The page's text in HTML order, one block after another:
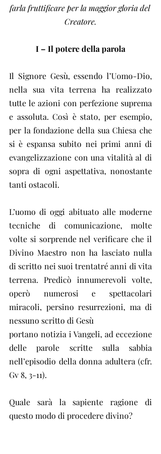
farla fruttificare per la maggior gloria del
Creatore.
I – Il potere della parola
Il Signore Gesù, essendo l’Uomo-Dio,
nella sua vita terrena ha realizzato
tutte le azioni con perfezione suprema
e assoluta. Così è stato, per esempio,
per la fondazione della sua Chiesa che
si è espansa subito nei primi anni di
evangelizzazione con una vitalità al di
sopra di ogni aspettativa, nonostante
tanti ostacoli.
L’uomo di oggi abituato alle moderne
tecniche di comunicazione, molte
volte si sorprende nel verificare che il
Divino Maestro non ha lasciato nulla
di scritto nei suoi trentatré anni di vita
terrena. Predicò innumerevoli volte,
operò numerosi e spettacolari
miracoli, persino resurrezioni, ma di
nessuno scritto di Gesù
portano notizia i Vangeli, ad eccezione
delle parole scritte sulla sabbia
nell’episodio della donna adultera (cfr.
Gv 8, 3-11).
Quale sarà la sapiente ragione di
questo modo di procedere divino?